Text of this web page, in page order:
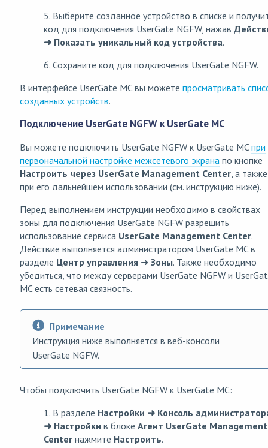
5. Выберите созданное устройство в списке и
код для подключения UserGate NGFW, нажав
➜ Показать уникальный код устройства.
6. Сохраните код для подключения UserGate NGFW.
В интерфейсе UserGate MC вы можете просматривать
созданных устройств.
Подключение UserGate NGFW к UserGate MC
Вы можете подключить UserGate NGFW к UserGate MC при
первоначальной настройке межсетевого экрана по кнопке
Настроить через UserGate Management Center , а также
при его дальнейшем использовании (см. инструкцию ниже).
Перед выполнением инструкции необходимо в свойствах
зоны для подключения UserGate NGFW разрешить
использование сервиса UserGate Management Center.
Действие выполняется администратором UserGate MC в
разделе Центр управления ➜ Зоны. Также необходимо
убедиться, что между серверами UserGate NGFW и
MC есть сетевая связность.
Примечание
Инструкция ниже выполняется в веб-консоли
UserGate NGFW.
Чтобы подключить UserGate NGFW к UserGate MC:
1. В разделе Настройки ➜ Консоль
➜ Настройки в блоке Агент UserGate Management
Center нажмите Настроить.